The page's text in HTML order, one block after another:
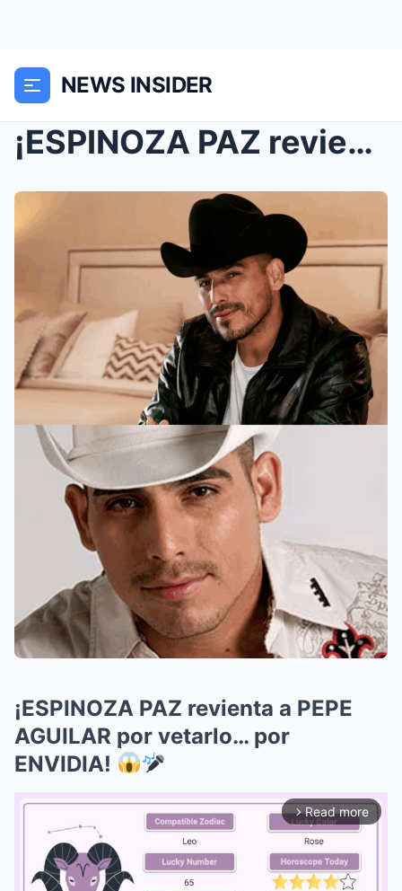
NEWS INSIDER
¡ESPINOZA PAZ revienta a PEPE AGUILAR por vetarlo…...
¡ESPINOZA PAZ revienta a PEPE
AGUILAR por vetarlo… por
ENVIDIA!
arrow_forward_ios Read more